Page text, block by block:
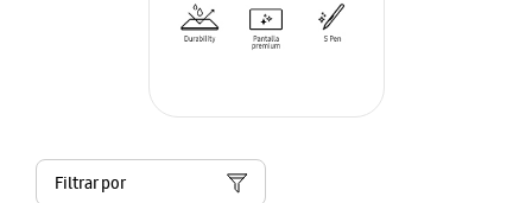
Filtrar por